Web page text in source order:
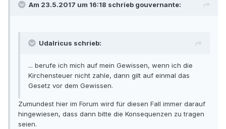
Am 23.5.2017 um 16:18 schrieb gouvernante:
Udalricus schrieb:
... berufe ich mich auf mein Gewissen, wenn ich die
Kirchensteuer nicht zahle, dann gilt auf einmal das
Gesetz vor dem Gewissen.
Zumundest hier im Forum wird für diesen Fall immer darauf
hingewiesen, dass dann bitte die Konsequenzen zu tragen
seien.